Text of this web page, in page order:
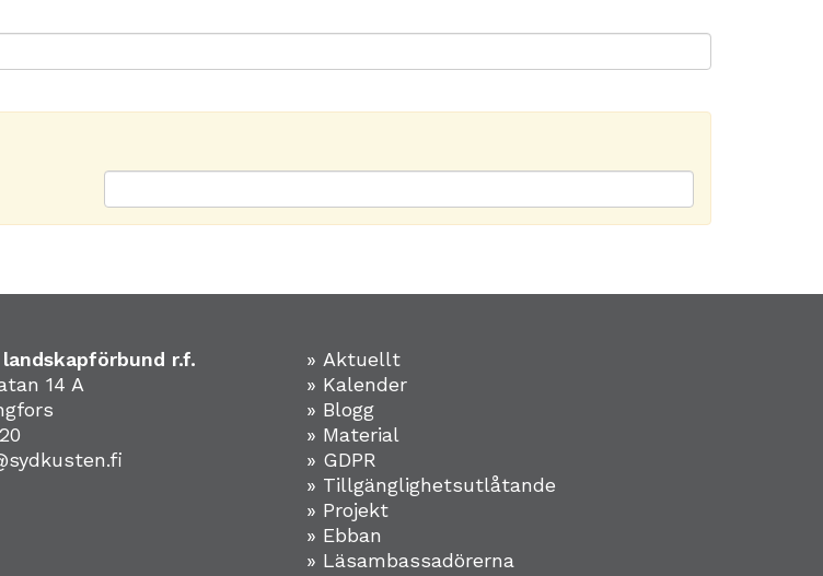
r.f.
14 A
» Aktuellt
» Kalender
» Blogg
» Material
» GDPR
» Tillgänglighetsutlåtande
» Projekt
» Ebban
» Läsambassadörerna